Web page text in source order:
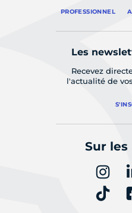
PROFESSIONNEL
Les
Recevez
l'actualité de
Sur les